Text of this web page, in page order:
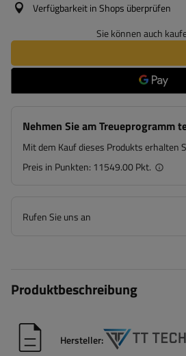
Verfügbarkeit in Shops überprüfen
Sie können auch
Nehmen Sie am Treueprogramm
Mit dem Kauf dieses Produkts erhalten
Preis in Punkten: 11549.00 Pkt.
Rufen Sie uns an
Produktbeschreibung
Hersteller: